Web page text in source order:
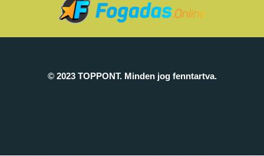
© 2023 TOPPONT. Minden jog fenntartva.